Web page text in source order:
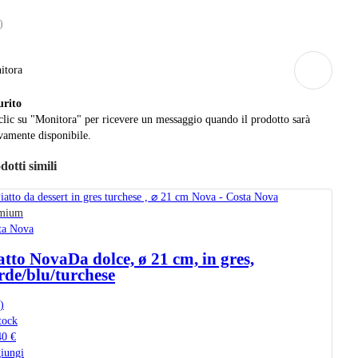
)
su "Monitora" per ricevere un messaggio quando il prodotto sarà
disponibile.
simili
Nova
NovaDa dolce, ø 21 cm, in gres,
blu/turchese
)
€